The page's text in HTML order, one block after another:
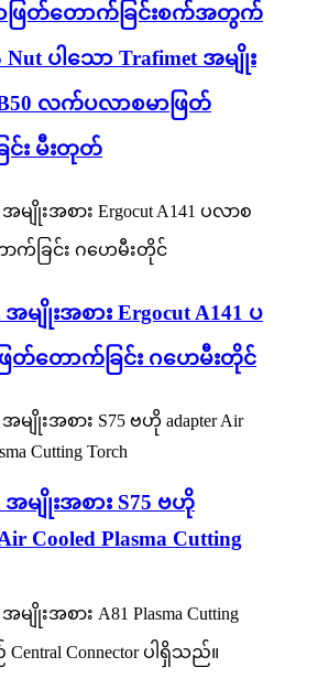
ဖြတ်တောက်ခြင်းစက်အတွက်
Nut ပါသော Trafimet အမျိုး
လက်ပလာစမာဖြတ်
င်း မီးတုတ်
အမျိုးအစား Ergocut A141 ပ
ြတ်တောက်ခြင်း ဂဟေမီးတိုင်
အမျိုးအစား S75 ဗဟို
Cooled Plasma Cutting